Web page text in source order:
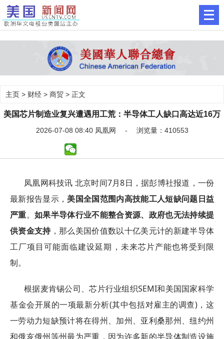
主页 > 财经 > 商贸 > 正文
美国芯片制造业复兴遭遇用工荒：半导体工人缺口高达近16万
2026-07-08 08:40 凤凰网 - 浏览量：410553
凤凰网科技讯 北京时间7月8日，据彭博社报道，一份
最新报告显示， 美国全国范围内高技能工人短缺问题日益
严重。如果半导体行业不能整合资源、政府也无法持续提
供资金支持，那么美国价值数以十亿美元计的新建半导体
工厂项目可能面临建设延期，未来芯片产能也将受到限
制。
根据麦肯锡公司、芯片行业组织SEMI和美国国家科学
基金会开展的一项最新分析(其中包括对雇主的调查)，这
一劳动力短缺预计将在得州、加州、亚利桑那州、纽约州
和俄亥俄州等州最为严重，因为许多新的半导体制造设施